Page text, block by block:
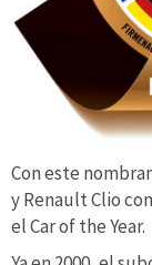
Con este
y Renault Clio
el Car of the Year.